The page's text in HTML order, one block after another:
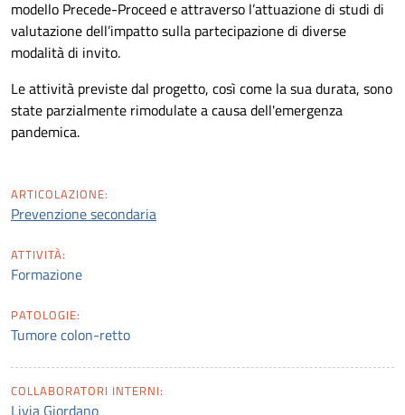
modello Precede-Proceed e attraverso l’attuazione di studi di
valutazione dell’impatto sulla partecipazione di diverse
modalità di invito.
Le attività previste dal progetto, così come la sua durata, sono
state parzialmente rimodulate a causa dell'emergenza
pandemica.
ARTICOLAZIONE:
Prevenzione secondaria
ATTIVITÀ:
Formazione
PATOLOGIE:
Tumore colon-retto
COLLABORATORI INTERNI:
Livia Giordano